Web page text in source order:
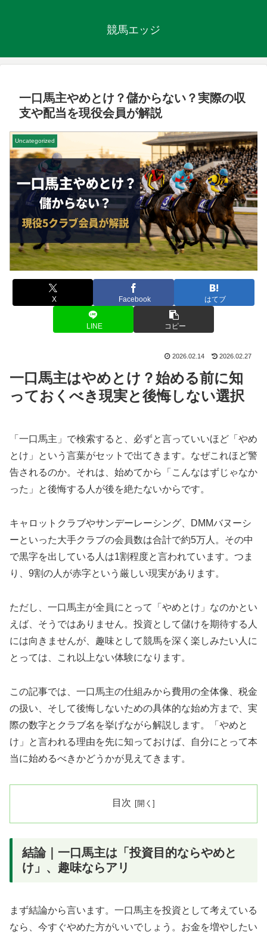
競馬エッジ
一口馬主やめとけ？儲からない？実際の収
支や配当を現役会員が解説
Uncategorized
X Facebook はてブ
LINE コピー
2026.02.14 2026.02.27
一口馬主はやめとけ？始める前に知
っておくべき現実と後悔しない選択
「一口馬主」で検索すると、必ずと言っていいほど「やめ
とけ」という言葉がセットで出てきます。なぜこれほど警
告されるのか。それは、始めてから「こんなはずじゃなか
った」と後悔する人が後を絶たないからです。
キャロットクラブやサンデーレーシング、DMMバヌーシ
ーといった大手クラブの会員数は合計で約5万人。その中
で黒字を出している人は1割程度と言われています。つま
り、9割の人が赤字という厳しい現実があります。
ただし、一口馬主が全員にとって「やめとけ」なのかとい
えば、そうではありません。投資として儲けを期待する人
には向きませんが、趣味として競馬を深く楽しみたい人に
とっては、これ以上ない体験になります。
この記事では、一口馬主の仕組みから費用の全体像、税金
の扱い、そして後悔しないための具体的な始め方まで、実
際の数字とクラブ名を挙げながら解説します。「やめと
け」と言われる理由を先に知っておけば、自分にとって本
当に始めるべきかどうかが見えてきます。
目次
結論｜一口馬主は「投資目的ならやめと
け」、趣味ならアリ
まず結論から言います。一口馬主を投資として考えている
なら、今すぐやめた方がいいでしょう。お金を増やしたい